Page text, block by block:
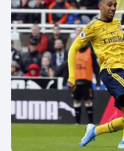
Plavání
Plážový volejbal
Ragby
Rychlobruslení